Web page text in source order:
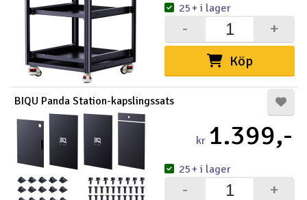
Köp
+
-
25+ i lager
BIQU Panda Station-kapslingssats
kr 1.399,-
+
-
25+ i lager